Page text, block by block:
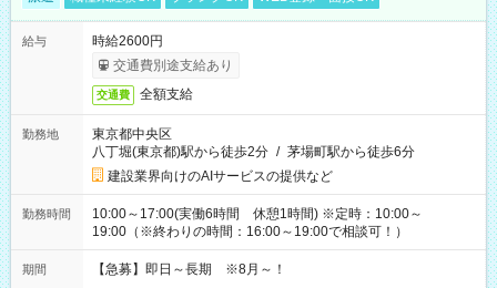
給与
時給2600円
交通費別途支給あり
交通費 全額支給
勤務地
東京都中央区
八丁堀(東京都)駅から徒歩2分 / 茅場町駅から徒歩6分
建設業界向けのAIサービスの提供など
勤務時間
10:00～17:00(実働6時間 休憩1時間) ※定時：10:00～
19:00（※終わりの時間：16:00～19:00で相談可！）
期間 【急募】即日～長期 ※8月～！